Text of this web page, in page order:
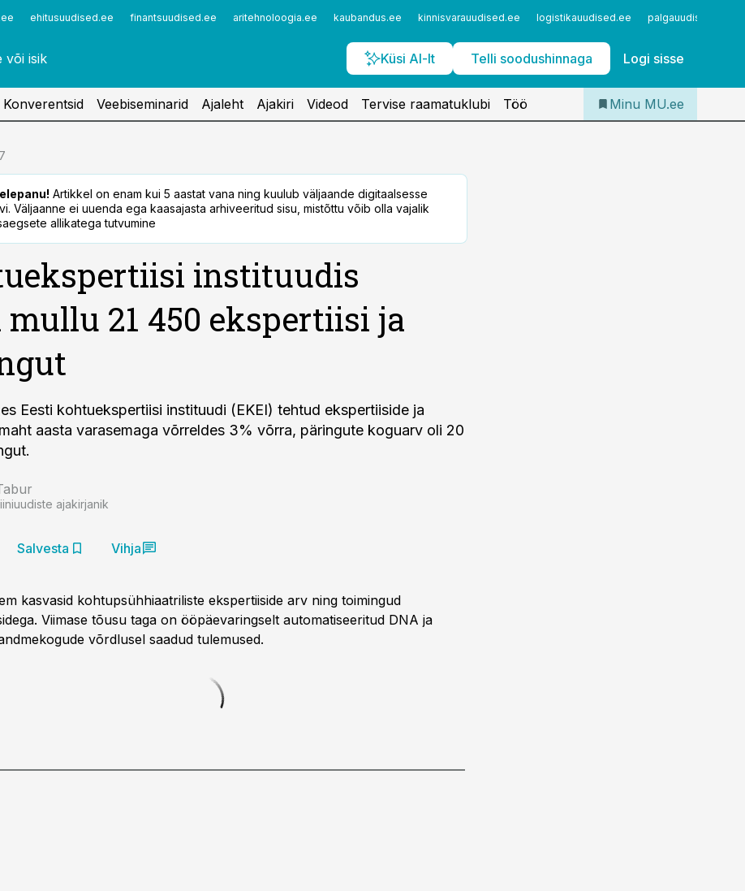
ehitusuudised.ee finantsuudised.ee aritehnoloogia.ee kaubandus.ee kinnisvarauudised.ee logistikauudised.ee palgauudised.ee
Küsi AI-lt Telli soodushinnaga Logi sisse
Iseteenindus
Telli Meditsiiniuudised
Konverentsid Veebiseminarid Ajaleht Ajakiri Videod Tervise raamatuklubi Töö Minu MU.ee
Artikkel on enam kui 5 aastat vana ning kuulub väljaande digitaalsesse
Väljaanne ei uuenda ega kaasajasta arhiveeritud sisu, mistõttu võib olla vajalik
allikatega tutvumine
instituudis
21 450 ekspertiisi ja
Eesti kohtuekspertiisi instituudi (EKEI) tehtud ekspertiiside ja
aasta varasemaga võrreldes 3% võrra, päringute koguarv oli 20
ajakirjanik
Salvesta Vihja
kasvasid kohtupsühhiaatriliste ekspertiiside arv ning toimingud
Viimase tõusu taga on ööpäevaringselt automatiseeritud DNA ja
võrdlusel saadud tulemused.